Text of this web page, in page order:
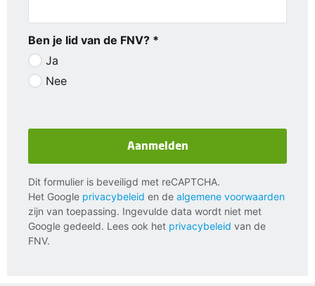
Ben je lid van de FNV? *
Ja
Nee
Dit formulier is beveiligd met reCAPTCHA.
Het Google privacybeleid en de algemene voorwaarden
zijn van toepassing. Ingevulde data wordt niet met
Google gedeeld. Lees ook het privacybeleid van de
FNV.
Aanmelden